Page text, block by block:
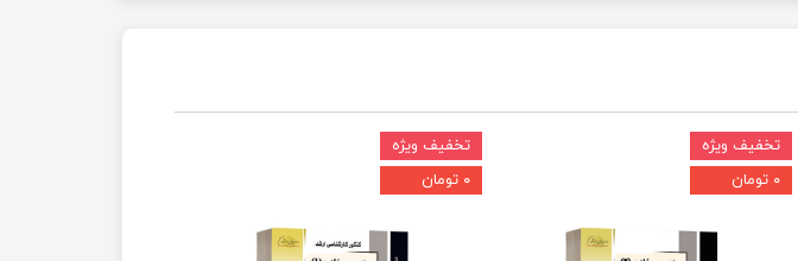
تخفیف ویژه
۰ تومان
تخفیف ویژه
۰ تومان